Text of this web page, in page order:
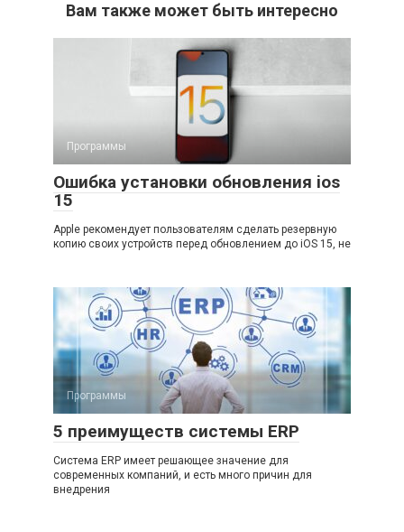
Вам также может быть интересно
Программы
Ошибка установки обновления ios
15
Apple рекомендует пользователям сделать резервную
копию своих устройств перед обновлением до iOS 15, не
Программы
5 преимуществ системы ERP
Система ERP имеет решающее значение для
современных компаний, и есть много причин для
внедрения